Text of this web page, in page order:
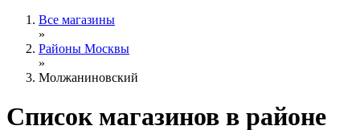
Все магазины
»
Районы Москвы
»
Молжаниновский
Список магазинов в районе